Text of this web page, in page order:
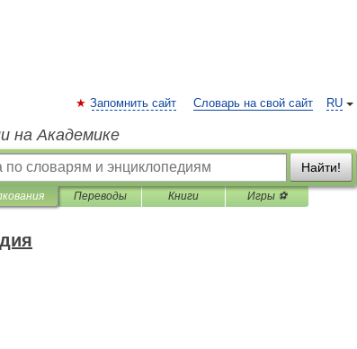
RU
Запомнить сайт Словарь на свой сайт
на Академике
Найти!
Переводы Книги Игры ⚽